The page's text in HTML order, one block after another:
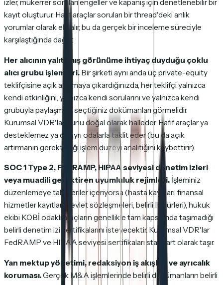
izler, mükerrer soruları engeller ve kapanış için denetlenebilir bir
kayıt oluşturur. Hafif araçlar soruları bir thread'deki anlık
yorumlar olarak ele alır, bu da gerçek bir inceleme süreciyle
karşılaştığında dağılır.
Her alıcının yalıtılmış görünüme ihtiyaç duyduğu çoklu
alıcı grubu işlemleri. Bir şirketi aynı anda üç private-equity
teklifçisine açık artırmaya çıkardığınızda, her teklifçi yalnızca
kendi etkinliğini, yalnızca kendi sorularını ve yalnızca kendi
grubuyla paylaşmayı seçtiğiniz dokümanları görmelidir.
Kurumsal VDR'lar bunu doğal olarak halleder. Hafif araçlar ya
desteklemez ya da ayrı odalarla taklit eder (bu da açık
artırmanın gerektirdiği işlem düzeyi analitiğini kaybettirir).
SOC 1 Type 2, FedRAMP, HIPAA seviyesi denetim izleri
veya muadili gerektiren uyumluluk rejimleri. İşleminiz
düzenlemeye tabi veriler içeriyorsa (hasta kayıtları, finansal
hizmetler kayıtları, devlet sözleşmeleri, belirli IP türleri), hukuk
ekibi KOBİ odaklı araçların genellikle tam kapsamda taşımadığı
belirli denetim izi sertifikalarını isteyecektir. Kurumsal VDR'lar
FedRAMP ve HIPAA seviyesi sertifikaları standart olarak taşır.
Yan mektup yönetimi, redaksiyon iş akışları ve ayrıcalık
koruması.Gerçek M&A işlemlerinde belirli dokümanların belirli